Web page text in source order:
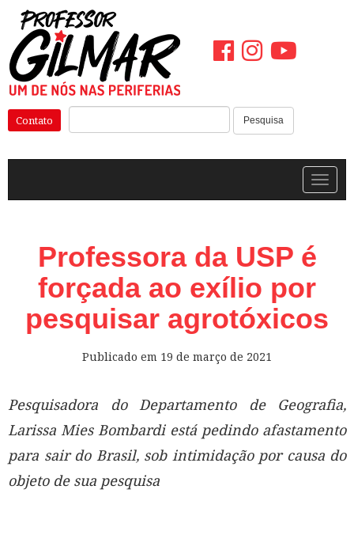
Pular
para
o
conteúdo
Pesquisa
Contato
Professora da USP é
forçada ao exílio por
pesquisar agrotóxicos
Publicado em 19 de março de 2021
Pesquisadora do Departamento de Geografia,
Larissa Mies Bombardi está pedindo afastamento
para sair do Brasil, sob intimidação por causa do
objeto de sua pesquisa